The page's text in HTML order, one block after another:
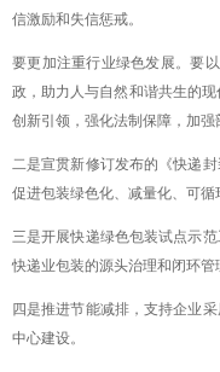
信激励和失信惩戒。
要更加注重行业绿色发展。要
政，助力人与自然和谐共生的
创新引领，强化法制保障，加
二是宣贯新修订发布的《快递
促进包装绿色化、减量化、可循
三是开展快递绿色包装试点示
快递业包装的源头治理和闭环管
四是推进节能减排，支持企业
中心建设。